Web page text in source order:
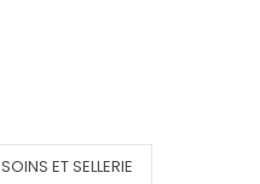
SOINS ET SELLERIE